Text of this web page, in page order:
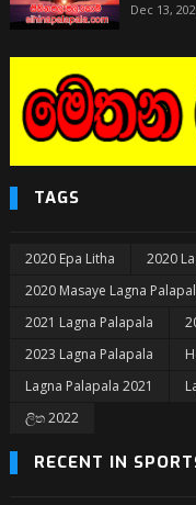
Dec 13,
TAGS
2020 Epa Litha
2020
2020 Masaye Lagna
2021 Lagna Palapala
2023 Lagna Palapala
Lagna Palapala 2021
ලිත 2022
RECENT IN